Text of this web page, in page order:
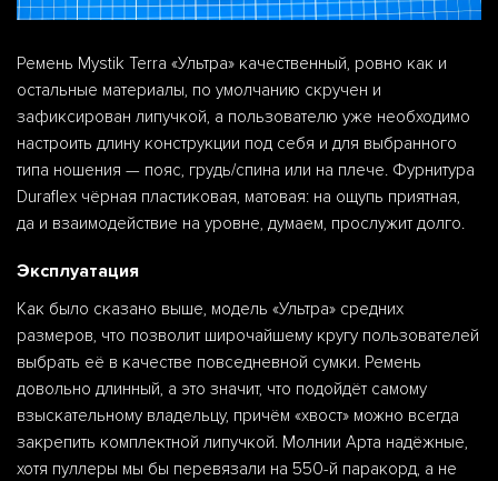
Ремень Mystik Terra «Ультра» качественный, ровно как и
остальные материалы, по умолчанию скручен и
зафиксирован липучкой, а пользователю уже необходимо
настроить длину конструкции под себя и для выбранного
типа ношения — пояс, грудь/спина или на плече. Фурнитура
Duraflex чёрная пластиковая, матовая: на ощупь приятная,
да и взаимодействие на уровне, думаем, прослужит долго.
Эксплуатация
Как было сказано выше, модель «Ультра» средних
размеров, что позволит широчайшему кругу пользователей
выбрать её в качестве повседневной сумки. Ремень
довольно длинный, а это значит, что подойдёт самому
взыскательному владельцу, причём «хвост» можно всегда
закрепить комплектной липучкой. Молнии Арта надёжные,
хотя пуллеры мы бы перевязали на 550-й паракорд, а не